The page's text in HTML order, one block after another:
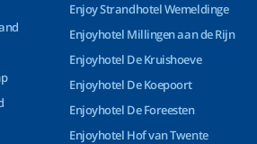
Enjoy Strandhotel Wemeldinge
Enjoyhotel Millingen aan de Rijn
Enjoyhotel De Kruishoeve
Enjoyhotel De Koepoort
Enjoyhotel De Foreesten
Enjoyhotel Hof van Twente